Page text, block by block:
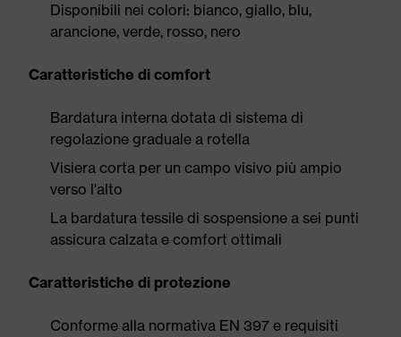
Disponibili nei colori: bianco, giallo, blu,
arancione, verde, rosso, nero
Caratteristiche di comfort
Bardatura interna dotata di sistema di
regolazione graduale a rotella
Visiera corta per un campo visivo più ampio
verso l'alto
La bardatura tessile di sospensione a sei punti
assicura calzata e comfort ottimali
Caratteristiche di protezione
Conforme alla normativa EN 397 e requisiti